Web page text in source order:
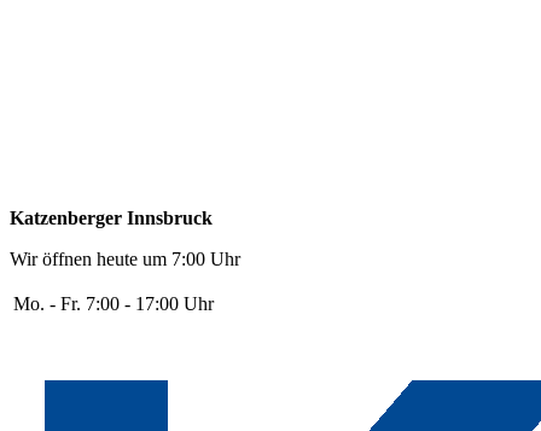
Katzenberger Innsbruck
Wir öffnen heute um 7:00 Uhr
Mo. - Fr. 7:00 - 17:00 Uhr